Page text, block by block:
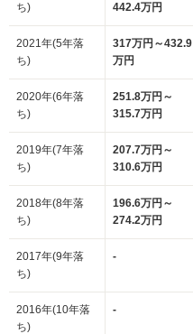
ち)
442.4万円
2021年(5年落
ち)
317万円～432.9
万円
2020年(6年落
ち)
251.8万円～
315.7万円
2019年(7年落
ち)
207.7万円～
310.6万円
2018年(8年落
ち)
196.6万円～
274.2万円
2017年(9年落
ち)
-
2016年(10年落
ち)
-